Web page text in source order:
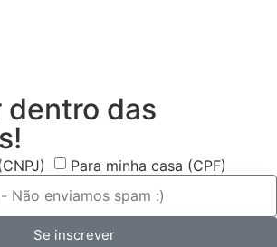
dentro das
Para minha casa (CPF)
Se inscrever